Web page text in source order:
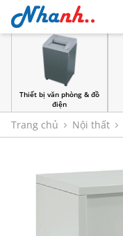
Thiết bị văn phòng & đồ
điện
Trang chủ Nội thất
Nội Thất 190